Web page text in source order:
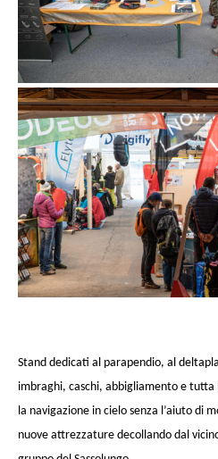
Stand dedicati al parapendio, al
imbraghi, caschi, abbigliamento e
la navigazione in cielo senza l’aiuto di
nuove attrezzature decollando dal